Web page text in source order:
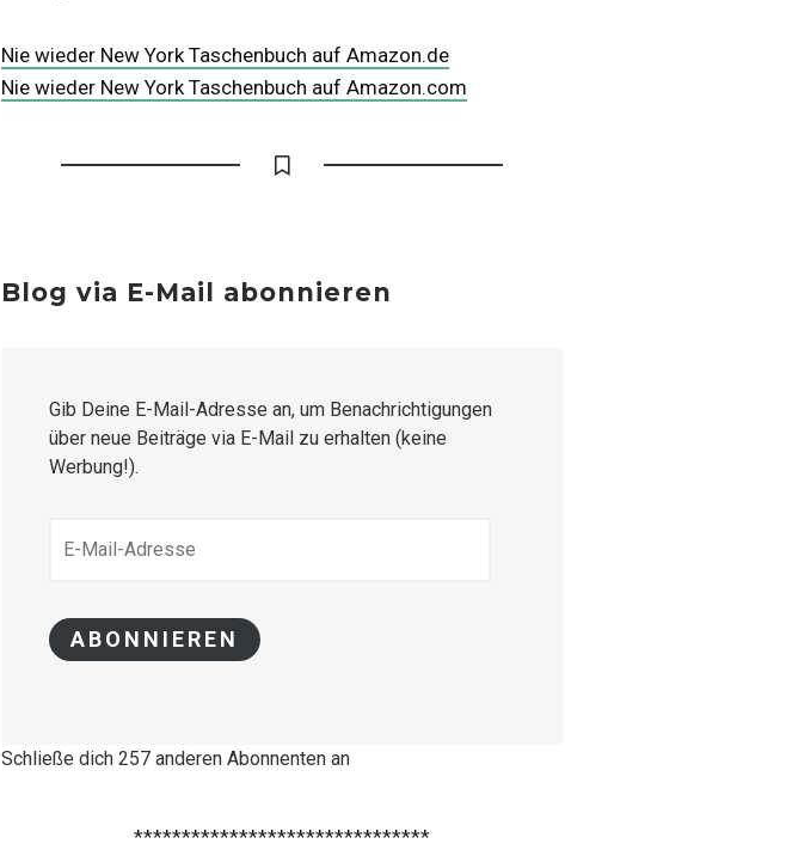
Nie wieder New York Taschenbuch auf Amazon.de
Nie wieder New York Taschenbuch auf Amazon.com
Blog via E-Mail abonnieren
Gib Deine E-Mail-Adresse an, um Benachrichtigungen
über neue Beiträge via E-Mail zu erhalten (keine
Werbung!).
MAIL-
ABONNIEREN
Schließe dich 257 anderen Abonnenten an
*******************************